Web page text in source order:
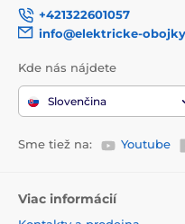
+421322601057
info@elektricke-
Kde nás nájdete
Slovenčina
Sme tiež na: Youtube
Viac informácií